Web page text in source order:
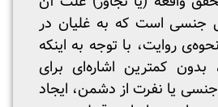
جنسی است که به غلیان در
روایت، با توجه به اینکه
بدون کمترین اشاره‌ای برای
جنسی یا نفرت از دشمن، ایجاد